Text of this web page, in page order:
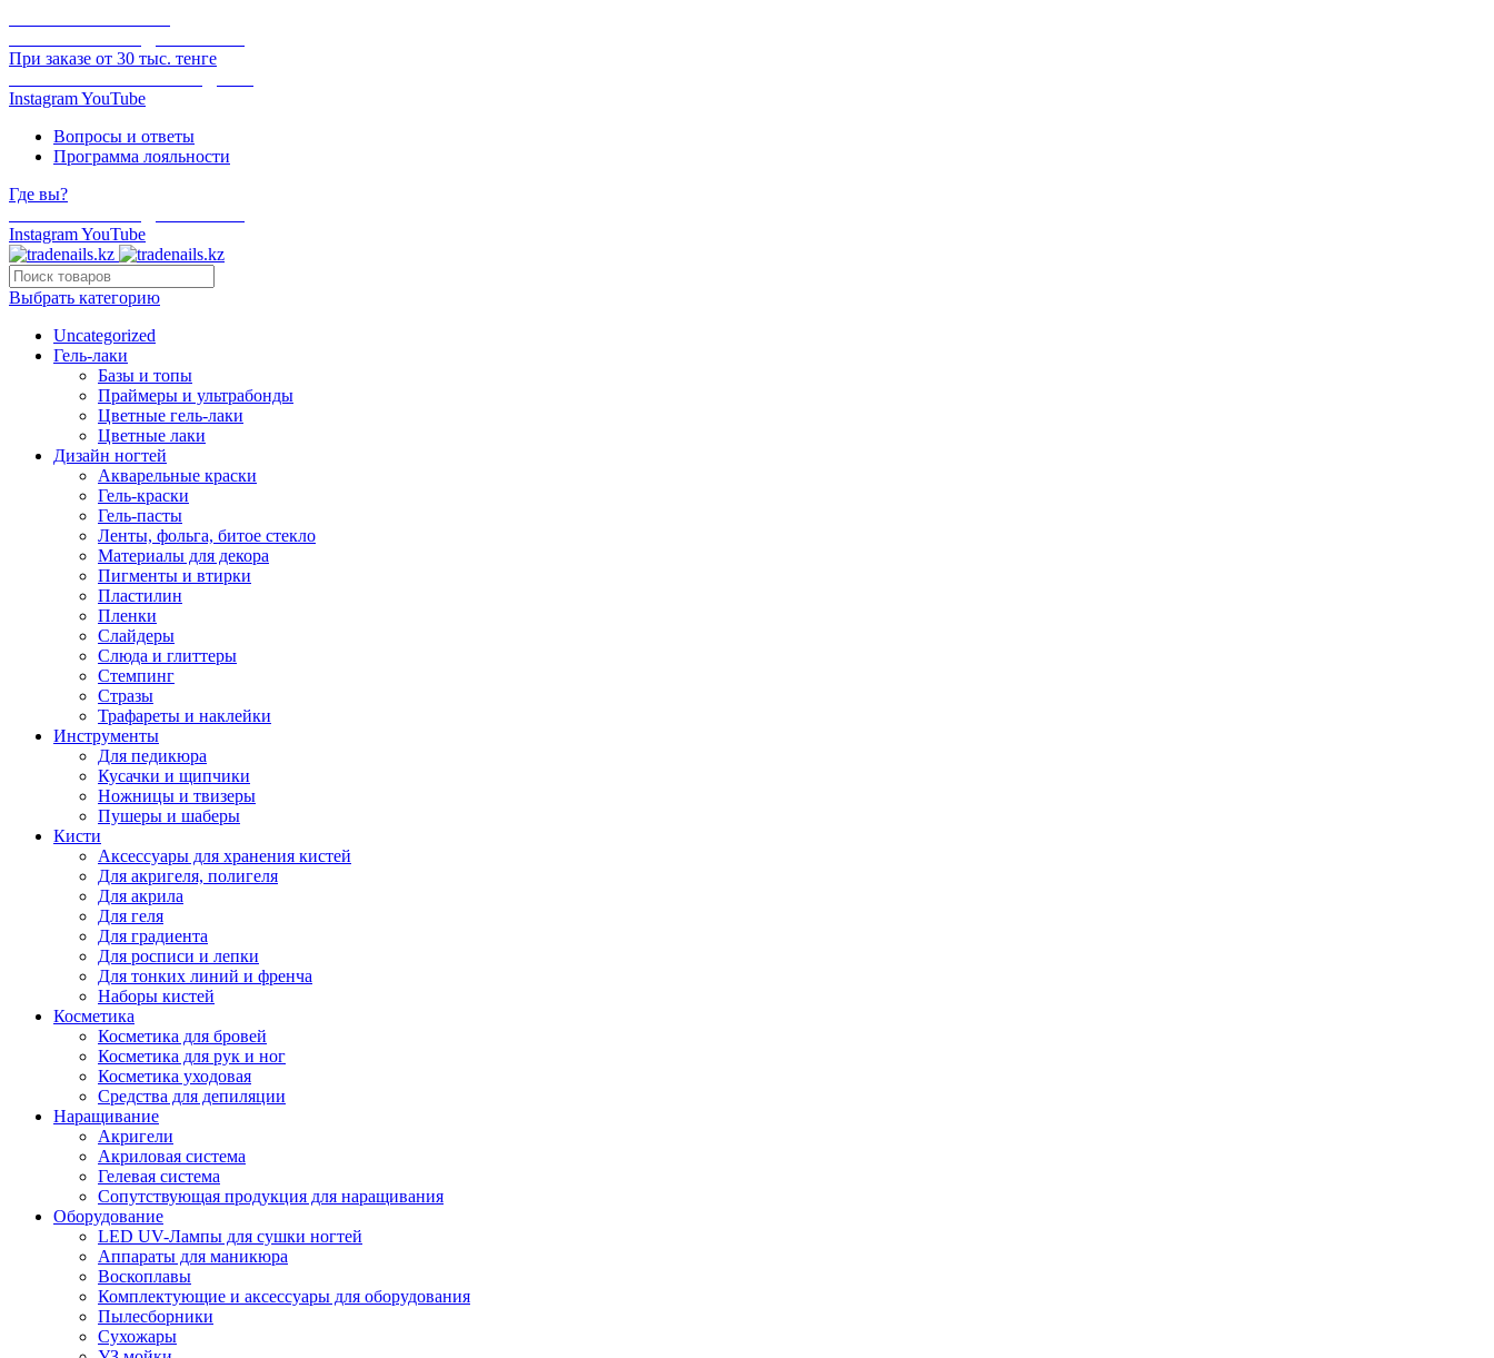
При заказе от 30 тыс. тенге
InstagramYouTube
Вопросы и ответы
Программа лояльности
Где вы?
InstagramYouTube
Выбрать категорию
Uncategorized
Гель-лаки
Базы и топы
Праймеры и ультрабонды
Цветные гель-лаки
Цветные лаки
Дизайн ногтей
Акварельные краски
Гель-краски
Гель-пасты
Ленты, фольга, битое стекло
Материалы для декора
Пигменты и втирки
Пластилин
Пленки
Слайдеры
Слюда и глиттеры
Стемпинг
Стразы
Трафареты и наклейки
Инструменты
Для педикюра
Кусачки и щипчики
Ножницы и твизеры
Пушеры и шаберы
Кисти
Аксессуары для хранения кистей
Для акригеля, полигеля
Для акрила
Для геля
Для градиента
Для росписи и лепки
Для тонких линий и френча
Наборы кистей
Косметика
Косметика для бровей
Косметика для рук и ног
Косметика уходовая
Средства для депиляции
Наращивание
Акригели
Акриловая система
Гелевая система
Сопутствующая продукция для наращивания
Оборудование
LED UV-Лампы для сушки ногтей
Аппараты для маникюра
Воскоплавы
Комплектующие и аксессуары для оборудования
Пылесборники
Сухожары